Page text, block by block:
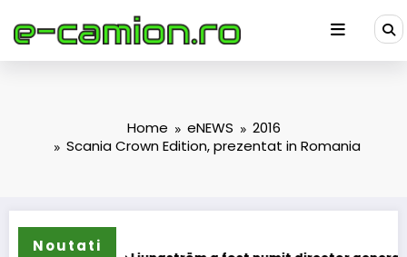
Home eNEWS
2016
Scania Crown Edition, prezentat in Romania
Noutati